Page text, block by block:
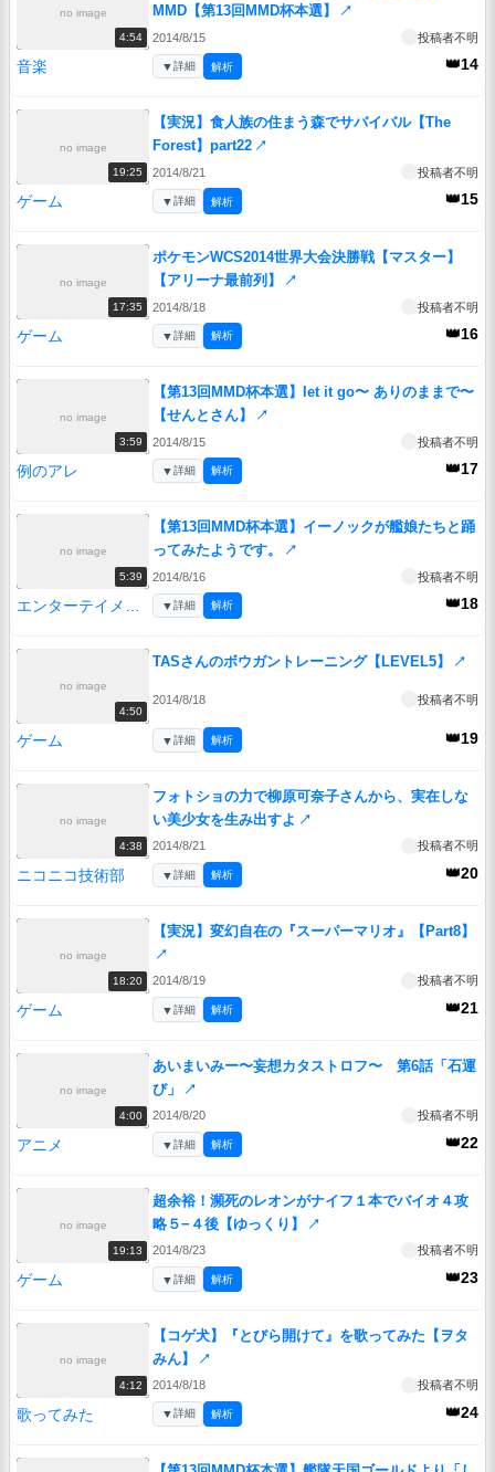
no image
4:54
MMD【第13回MMD杯本選】
↗
2014/8/15 投稿者不明
音楽 👑14
▼詳細 解析
no image
19:25
【実況】食人族の住まう森でサバイバル【The
Forest】part22 ↗
2014/8/21 投稿者不明
ゲーム 👑15
▼詳細 解析
no image
17:35
ポケモンWCS2014世界大会決勝戦【マスター】
【アリーナ最前列】
↗
2014/8/18 投稿者不明
ゲーム 👑16
▼詳細 解析
no image
3:59
【第13回MMD杯本選】let it go〜 ありのままで〜
【せんとさん】
↗
2014/8/15 投稿者不明
例のアレ 👑17
▼詳細 解析
no image
5:39
【第13回MMD杯本選】イーノックが艦娘たちと踊
ってみたようです。
↗
2014/8/16 投稿者不明
👑18
▼詳細 解析
no image
4:50
TASさんのボウガントレーニング【LEVEL5】 ↗
2014/8/18 投稿者不明
ゲーム 👑19
▼詳細 解析
no image
4:38
フォトショの力で柳原可奈子さんから、実在しな
い美少女を生み出すよ ↗
2014/8/21 投稿者不明
ニコニコ技術部 👑20
▼詳細 解析
no image
18:20
【実況】変幻自在の『スーパーマリオ』【Part8】
↗
2014/8/19 投稿者不明
ゲーム 👑21
▼詳細 解析
no image
4:00
あいまいみー〜妄想カタストロフ〜 第6話「石運
び」
↗
2014/8/20 投稿者不明
アニメ 👑22
▼詳細 解析
no image
19:13
超余裕！瀕死のレオンがナイフ１本でバイオ４攻
略５−４後【ゆっくり】
↗
2014/8/23 投稿者不明
ゲーム 👑23
▼詳細 解析
no image
4:12
【コゲ犬】『とびら開けて』を歌ってみた【ヲタ
みん】
↗
2014/8/18 投稿者不明
歌ってみた 👑24
▼詳細 解析